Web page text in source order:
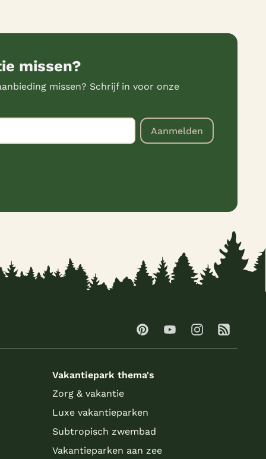
missen?
missen? Schrijf in voor onze
Aanmelden
Vakantiepark thema's
Zorg & vakantie
Luxe vakantieparken
Subtropisch zwembad
Vakantieparken aan zee